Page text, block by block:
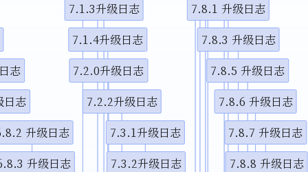
7.8.8 升级日志
7.8.7 升级日志
7.8.6 升级日志
7.8.5 升级日志
7.8.3 升级日志
7.8.1 升级日志
7.3.2升级日志
7.3.1升级日志
7.2.2升级日志
7.2.0升级日志
7.1.4升级日志
7.1.3升级日志
升级日志
升级日志
日志
志
说